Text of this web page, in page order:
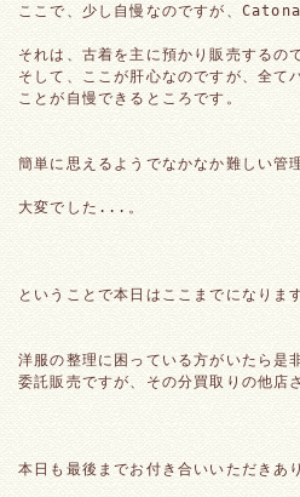
ここで、少し自慢なのですが、
それは、古着を主に預かり販売するの
そして、ここが肝心なのですが、全て
ことが自慢できるところです。
簡単に思えるようでなかなか難しい管
大変でした...。
ということで本日はここまでになりま
洋服の整理に困っている方がいたら
委託販売ですが、その分買取りの他店
本日も最後までお付き合いいただきあ